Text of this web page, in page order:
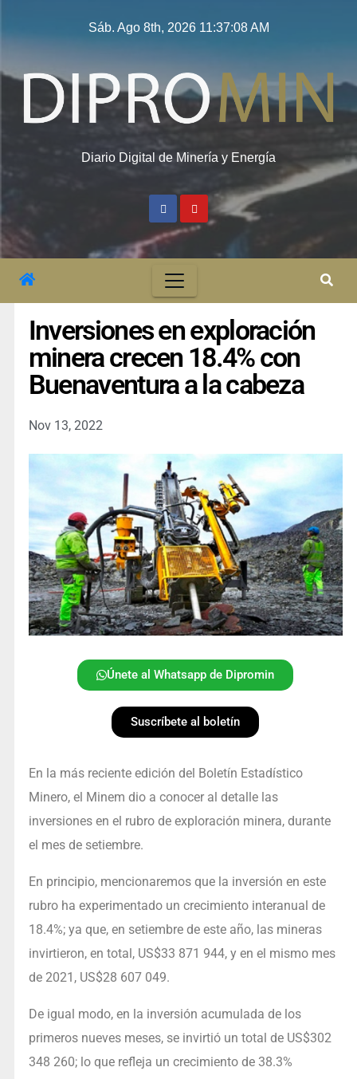
Sáb. Ago 8th, 2026 11:37:09 AM
Diario Digital de Minería y Energía
Inversiones en exploración
minera crecen 18.4% con
Buenaventura a la cabeza
Nov 13, 2022
Únete al Whatsapp de Dipromin
Suscríbete al boletín
En la más reciente edición del Boletín Estadístico
Minero, el Minem dio a conocer al detalle las
inversiones en el rubro de exploración minera, durante
el mes de setiembre.
En principio, mencionaremos que la inversión en este
rubro ha experimentado un crecimiento interanual de
18.4%; ya que, en setiembre de este año, las mineras
invirtieron, en total, US$33 871 944, y en el mismo mes
de 2021, US$28 607 049.
De igual modo, en la inversión acumulada de los
primeros nueves meses, se invirtió un total de US$302
348 260; lo que refleja un crecimiento de 38.3%